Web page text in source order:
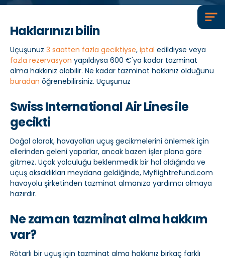
Haklarınızı bilin
Uçuşunuz 3 saatten fazla geciktiyse, iptal edildiyse veya
fazla rezervasyon yapıldıysa 600 €'ya kadar tazminat
alma hakkınız olabilir. Ne kadar tazminat hakkınız olduğunu
buradan öğrenebilirsiniz. Uçuşunuz
Swiss International Air Lines ile
gecikti
Doğal olarak, havayolları uçuş gecikmelerini önlemek için
ellerinden geleni yaparlar, ancak bazen işler plana göre
gitmez. Uçak yolculuğu beklenmedik bir hal aldığında ve
uçuş aksaklıkları meydana geldiğinde, Myflightrefund.com
havayolu şirketinden tazminat almanıza yardımcı olmaya
hazırdır.
Ne zaman tazminat alma hakkım
var?
Rötarlı bir uçuş için tazminat alma hakkınız birkaç farklı